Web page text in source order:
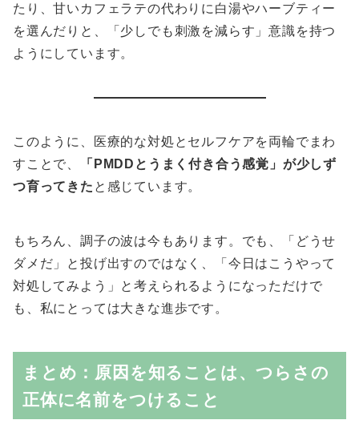
たり、甘いカフェラテの代わりに白湯やハーブティー
を選んだりと、「少しでも刺激を減らす」意識を持つ
ようにしています。
このように、医療的な対処とセルフケアを両輪でまわ
すことで、
「PMDDとうまく付き合う感覚」が少しず
つ育ってきた と感じています。
もちろん、調子の波は今もあります。でも、「どうせ
ダメだ」と投げ出すのではなく、「今日はこうやって
対処してみよう」と考えられるようになっただけで
も、私にとっては大きな進歩です。
まとめ：原因を知ることは、つらさの
正体に名前をつけること